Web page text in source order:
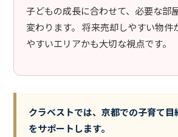
子どもの成長に合わせて、必要な部
変わります。 将来売却しやすい物件
やすいエリアかも大切な視点です。
クラベストでは、京都での子育て
をサポートします。